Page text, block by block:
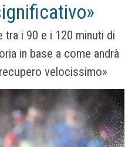
tra i 90 e i 120 minuti di
in base a come andrà
velocissimo»